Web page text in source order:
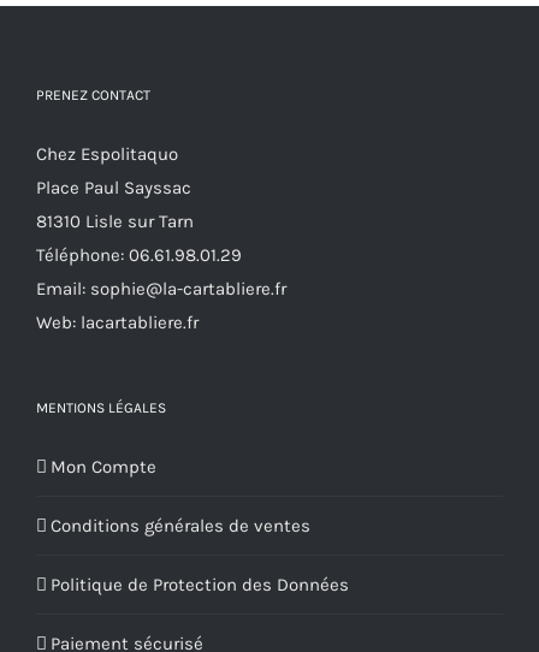
page
du
produit
PRENEZ CONTACT
Chez Espolitaquo
Place Paul Sayssac
81310 Lisle sur Tarn
Téléphone: 06.61.98.01.29
Email: sophie@la-cartabliere.fr
Web: lacartabliere.fr
MENTIONS LÉGALES
Mon Compte
Conditions générales de ventes
Politique de Protection des Données
Paiement sécurisé